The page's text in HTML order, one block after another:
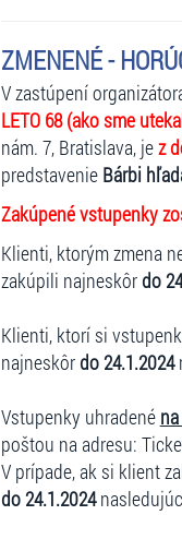
ZMENENÉ -
V zastúpení
LETO 68 (ako sme
nám. 7, Bratislava, jez
predstavenie Bárbi
Zakúpené vstupenky
Klienti, ktorým zmena
zakúpili najneskôrdo
Klienti, ktorí si
najneskôrdo 24.1.2024
Vstupenky uhradené
poštou na adresu:
V prípade, ak si klient
do 24.1.2024